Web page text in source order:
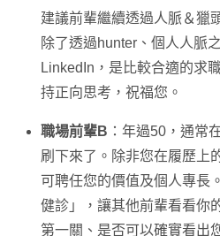
建議前輩繼續透過人脈＆獵
除了透過hunter、個人人脈
LinkedIn，是比較合適的求
持正向思考，祝福您。
職場前輩B ：年過50，通常
刷下來了。除非您在履歷上
可聘任您的價值及個人專長
健診」，讓其他前輩看看你
第一關、是否可以確實看出